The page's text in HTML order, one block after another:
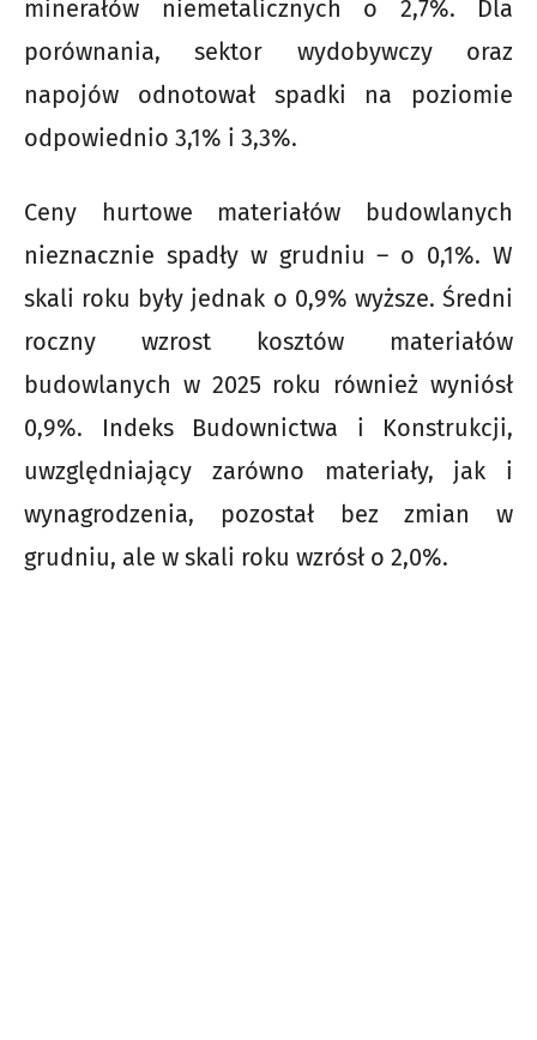
minerałów niemetalicznych o 2,7%. Dla
porównania, sektor wydobywczy oraz
napojów odnotował spadki na poziomie
odpowiednio 3,1% i 3,3%.
Ceny hurtowe materiałów budowlanych
nieznacznie spadły w grudniu – o 0,1%. W
skali roku były jednak o 0,9% wyższe. Średni
roczny wzrost kosztów materiałów
budowlanych w 2025 roku również wyniósł
0,9%. Indeks Budownictwa i Konstrukcji,
uwzględniający zarówno materiały, jak i
wynagrodzenia, pozostał bez zmian w
grudniu, ale w skali roku wzrósł o 2,0%.